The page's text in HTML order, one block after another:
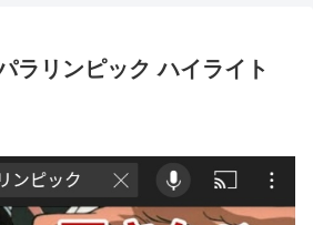
ラリンピック ハイライト